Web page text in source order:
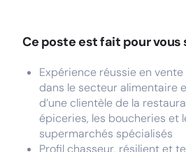
Ce poste est fait pour vous
Expérience réussie en
dans le secteur alimentaire
d’une clientèle de la
épiceries, les boucheries et
supermarchés spécialisés
Profil chasseur, résilient et